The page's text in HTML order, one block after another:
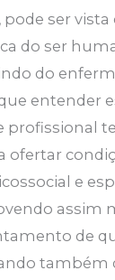
pode ser
do ser
do
entender
profissional
ofertar
e
assim
de
também